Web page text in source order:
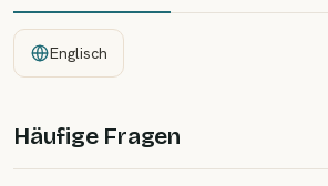
Englisch
Häufige Fragen